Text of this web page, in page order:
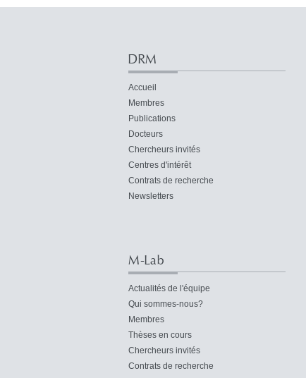
DRM
Accueil
Membres
Publications
Docteurs
Chercheurs invités
Centres d'intérêt
Contrats de recherche
Newsletters
M-Lab
Actualités de l'équipe
Qui sommes-nous?
Membres
Thèses en cours
Chercheurs invités
Contrats de recherche